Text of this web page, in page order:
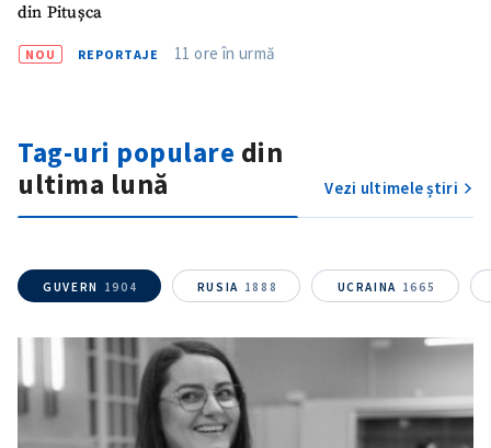
din Pitușca
NOU REPORTAJE 11 ore în urmă
Tag-uri populare din
ultima lună
Vezi ultimele știri
GUVERN 1904 RUSIA 1888 UCRAINA 1665